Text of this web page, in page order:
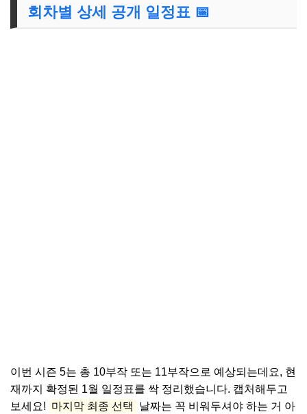
회차별 상세 공개 일정표 📅
이번 시즌 5는 총 10부작 또는 11부작으로 예상되는데요, 현
재까지 확정된 1월 일정표를 싹 정리했습니다. 캡처해두고
보세요! 마지막 최종 선택 날짜는 꼭 비워두셔야 하는 거 아